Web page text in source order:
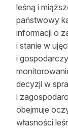
leśną i
państwowy
informacji o
i stanie w
i
decyzji w
i
obejmuje
własności